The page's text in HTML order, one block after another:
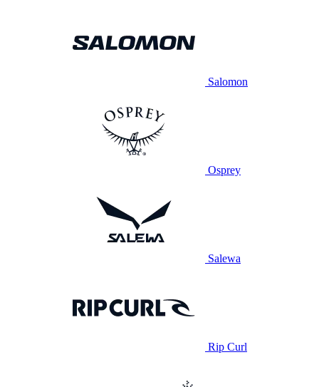
Salomon
Osprey
Salewa
Rip Curl